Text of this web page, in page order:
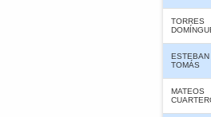
TORRES
ESTEBAN
TOMÁS
MATEOS